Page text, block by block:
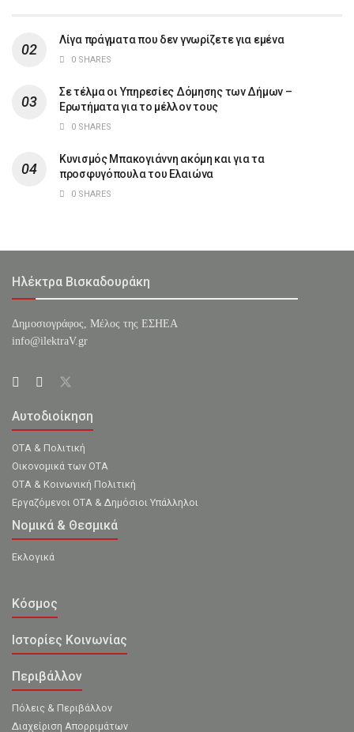
Λίγα πράγματα που δεν γνωρίζετε για εμένα
0 SHARES
Σε τέλμα οι Υπηρεσίες Δόμησης των Δήμων –
Ερωτήματα για το μέλλον τους
0 SHARES
Κυνισμός Μπακογιάννη ακόμη και για τα
προσφυγόπουλα του Ελαιώνα
0 SHARES
Ηλέκτρα Βισκαδουράκη
Δημοσιογράφος, Μέλος της ΕΣHΕΑ
info@ilektraV.gr
Αυτοδιοίκηση
ΟΤΑ & Πολιτική
Οικονομικά των ΟΤΑ
ΟΤΑ & Κοινωνική Πολιτική
Εργαζόμενοι ΟΤΑ & Δημόσιοι Υπάλληλοι
Νομικά & Θεσμικά
Εκλογικά
Κόσμος
Ιστορίες Κοινωνίας
Περιβάλλον
Πόλεις & Περιβάλλον
Διαχείριση Απορριμάτων